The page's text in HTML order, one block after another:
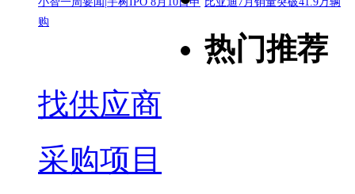
购
热门推荐
找供应商
采购项目